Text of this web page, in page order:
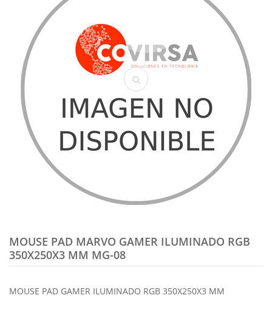
MOUSE PAD MARVO GAMER ILUMINADO RGB
350X250X3 MM MG-08
MOUSE PAD GAMER ILUMINADO RGB 350X250X3 MM